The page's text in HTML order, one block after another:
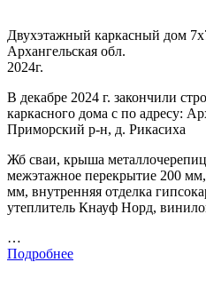
Двухэтажный каркасный дом
Архангельская обл.
2024г.
В декабре 2024 г. закончили
каркасного дома с по адресу:
Приморский р-н, д. Рикасиха
Жб сваи, крыша
межэтажное перекрытие 200
мм, внутренняя отделка
утеплитель Кнауф Норд,
…
Подробнее